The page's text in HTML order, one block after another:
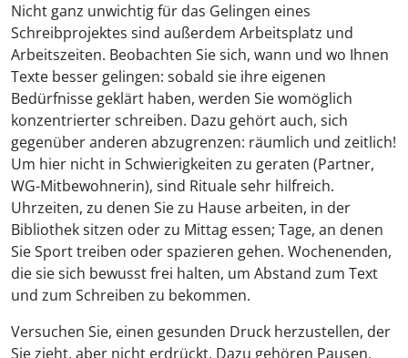
Nicht ganz unwichtig für das Gelingen eines
Schreibprojektes sind außerdem Arbeitsplatz und
Arbeitszeiten. Beobachten Sie sich, wann und wo Ihnen
Texte besser gelingen: sobald sie ihre eigenen
Bedürfnisse geklärt haben, werden Sie womöglich
konzentrierter schreiben. Dazu gehört auch, sich
gegenüber anderen abzugrenzen: räumlich und zeitlich!
Um hier nicht in Schwierigkeiten zu geraten (Partner,
WG-Mitbewohnerin), sind Rituale sehr hilfreich.
Uhrzeiten, zu denen Sie zu Hause arbeiten, in der
Bibliothek sitzen oder zu Mittag essen; Tage, an denen
Sie Sport treiben oder spazieren gehen. Wochenenden,
die sie sich bewusst frei halten, um Abstand zum Text
und zum Schreiben zu bekommen.
Versuchen Sie, einen gesunden Druck herzustellen, der
Sie zieht, aber nicht erdrückt. Dazu gehören Pausen,